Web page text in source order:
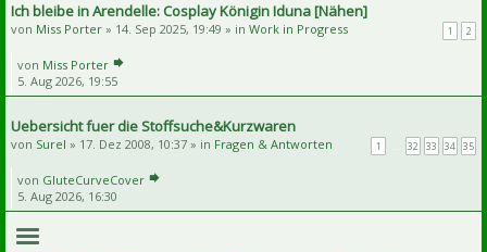
Ich bleibe in Arendelle: Cosplay Königin Iduna [Nähen]
1 2
von Miss Porter » 14. Sep 2025, 19:49 » in Work in Progress
von Miss Porter
5. Aug 2026, 19:55
Uebersicht fuer die Stoffsuche&Kurzwaren
1 32 33 34 35
von Surel » 17. Dez 2008, 10:37 » in Fragen & Antworten
von GluteCurveCover
5. Aug 2026, 16:30